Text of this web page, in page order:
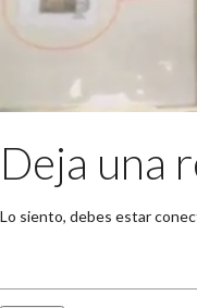
Deja una
Lo siento, debes estar